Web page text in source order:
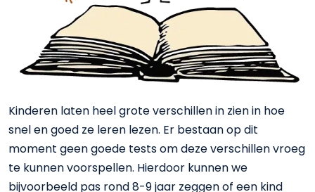
Kinderen laten heel grote verschillen in zien in hoe
snel en goed ze leren lezen. Er bestaan op dit
moment geen goede tests om deze verschillen vroeg
te kunnen voorspellen. Hierdoor kunnen we
bijvoorbeeld pas rond 8-9 jaar zeggen of een kind